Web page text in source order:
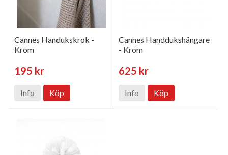
Cannes Handukskrok -
Krom
195 kr
Info Köp
Cannes Handdukshängare
- Krom
625 kr
Info Köp